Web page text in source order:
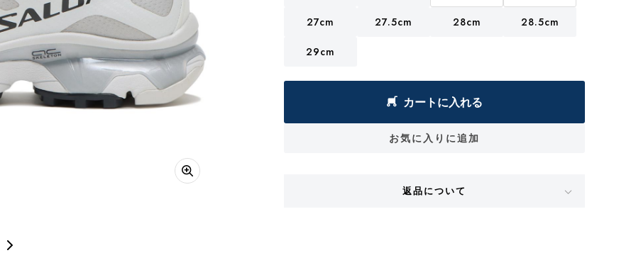
27cm 27.5cm 28cm 28.5cm
29cm
カートに入れる
お気に入りに追加
返品について